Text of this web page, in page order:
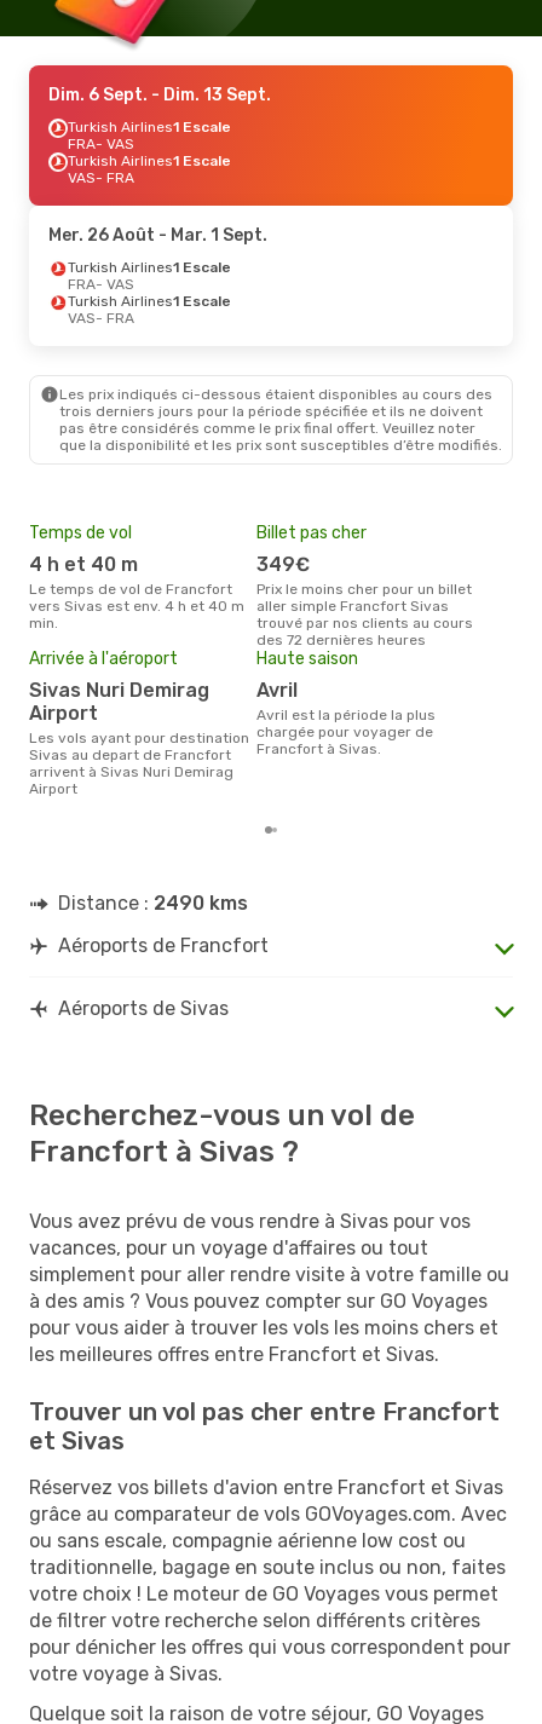
Dim. 6 Sept. - Dim. 13 Sept.
Turkish Airlines1 Escale
FRA- VAS
Turkish Airlines1 Escale
VAS- FRA
Mer. 26 Août - Mar. 1 Sept.
Turkish Airlines1 Escale
FRA- VAS
Turkish Airlines1 Escale
VAS- FRA
Les prix indiqués ci-dessous étaient disponibles au cours des
trois derniers jours pour la période spécifiée et ils ne doivent
pas être considérés comme le prix final offert. Veuillez noter
que la disponibilité et les prix sont susceptibles d’être modifiés.
Temps de vol
4 h et 40 m
Le temps de vol de Francfort
vers Sivas est env. 4 h et 40 m
min.
Billet pas cher
349€
Prix le moins cher pour un billet
aller simple Francfort Sivas
trouvé par nos clients au cours
des 72 dernières heures
Arrivée à l'aéroport
Sivas Nuri Demirag
Airport
Les vols ayant pour destination
Sivas au depart de Francfort
arrivent à Sivas Nuri Demirag
Airport
Haute saison
avril
avril est la période la plus
chargée pour voyager de
Francfort à Sivas.
Distance : 2490 kms
Aéroports de Francfort
Aéroports de Sivas
Recherchez-vous un vol de
Francfort à Sivas ?
Vous avez prévu de vous rendre à Sivas pour vos
vacances, pour un voyage d'affaires ou tout
simplement pour aller rendre visite à votre famille ou
à des amis ? Vous pouvez compter sur GO Voyages
pour vous aider à trouver les vols les moins chers et
les meilleures offres entre Francfort et Sivas.
Trouver un vol pas cher entre Francfort
et Sivas
Réservez vos billets d'avion entre Francfort et Sivas
grâce au comparateur de vols GOVoyages.com. Avec
ou sans escale, compagnie aérienne low cost ou
traditionnelle, bagage en soute inclus ou non, faites
votre choix ! Le moteur de GO Voyages vous permet
de filtrer votre recherche selon différents critères
pour dénicher les offres qui vous correspondent pour
votre voyage à Sivas.
Quelque soit la raison de votre séjour, GO Voyages